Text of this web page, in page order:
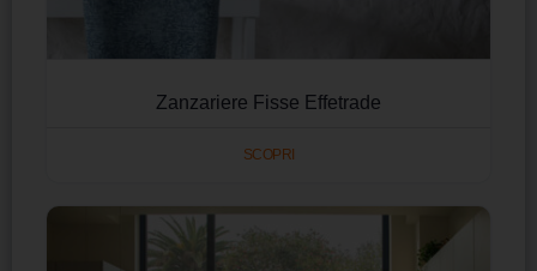
Zanzariere Fisse Effetrade
SCOPRI